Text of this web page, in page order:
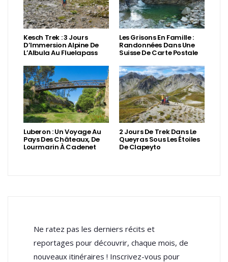
Kesch Trek : 3 Jours
D’Immersion Alpine De
L’Albula Au Fluelapass
Les Grisons En Famille :
Randonnées Dans Une
Suisse De Carte Postale
Luberon : Un Voyage Au
Pays Des Châteaux, De
Lourmarin À Cadenet
2 Jours De Trek Dans Le
Queyras Sous Les Étoiles
De Clapeyto
Ne ratez pas les derniers récits et
reportages pour découvrir, chaque mois, de
nouveaux itinéraires ! Inscrivez-vous pour